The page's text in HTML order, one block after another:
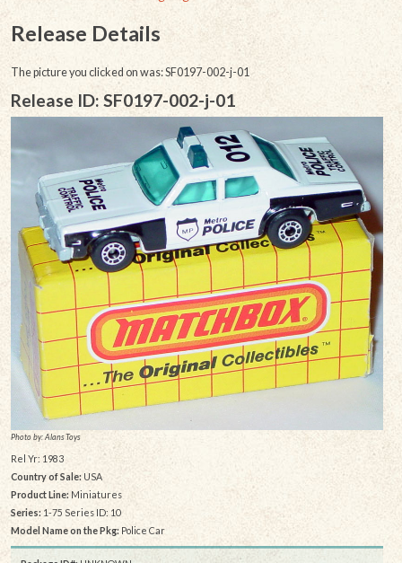
Release Details
The picture you clicked on was: SF0197-002-j-01
Release ID: SF0197-002-j-01
Photo by: Alans Toys
Rel Yr: 1983
Country of Sale:USA
Product Line: Miniatures
Series: 1-75 Series ID: 10
Model Name on the Pkg:Police Car